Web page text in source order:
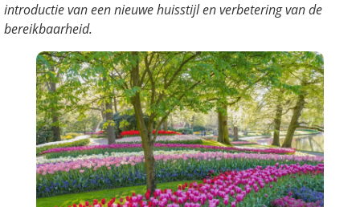
introductie van een nieuwe huisstijl en verbetering van de
bereikbaarheid.